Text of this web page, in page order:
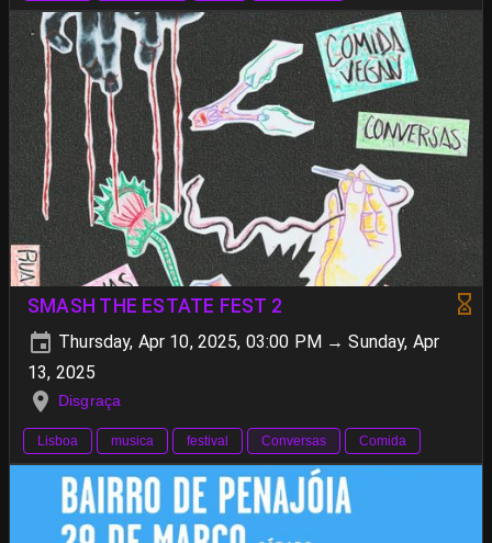
SMASH THE ESTATE FEST 2
Thursday, Apr 10, 2025, 03:00 PM → Sunday, Apr
13, 2025
Disgraça
Lisboa musica festival Conversas Comida